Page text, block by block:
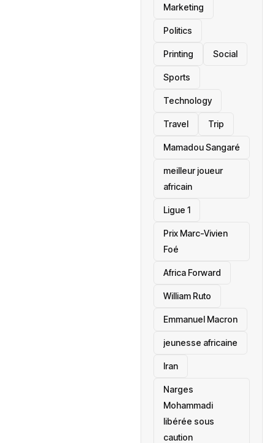
Marketing
Politics
Printing Social
Sports
Technology
Travel Trip
Mamadou Sangaré
meilleur joueur
africain
Ligue 1
Prix Marc-Vivien
Foé
‎Africa Forward
William Ruto
Emmanuel Macron
jeunesse africaine
‎Iran
Narges
Mohammadi
libérée sous
caution